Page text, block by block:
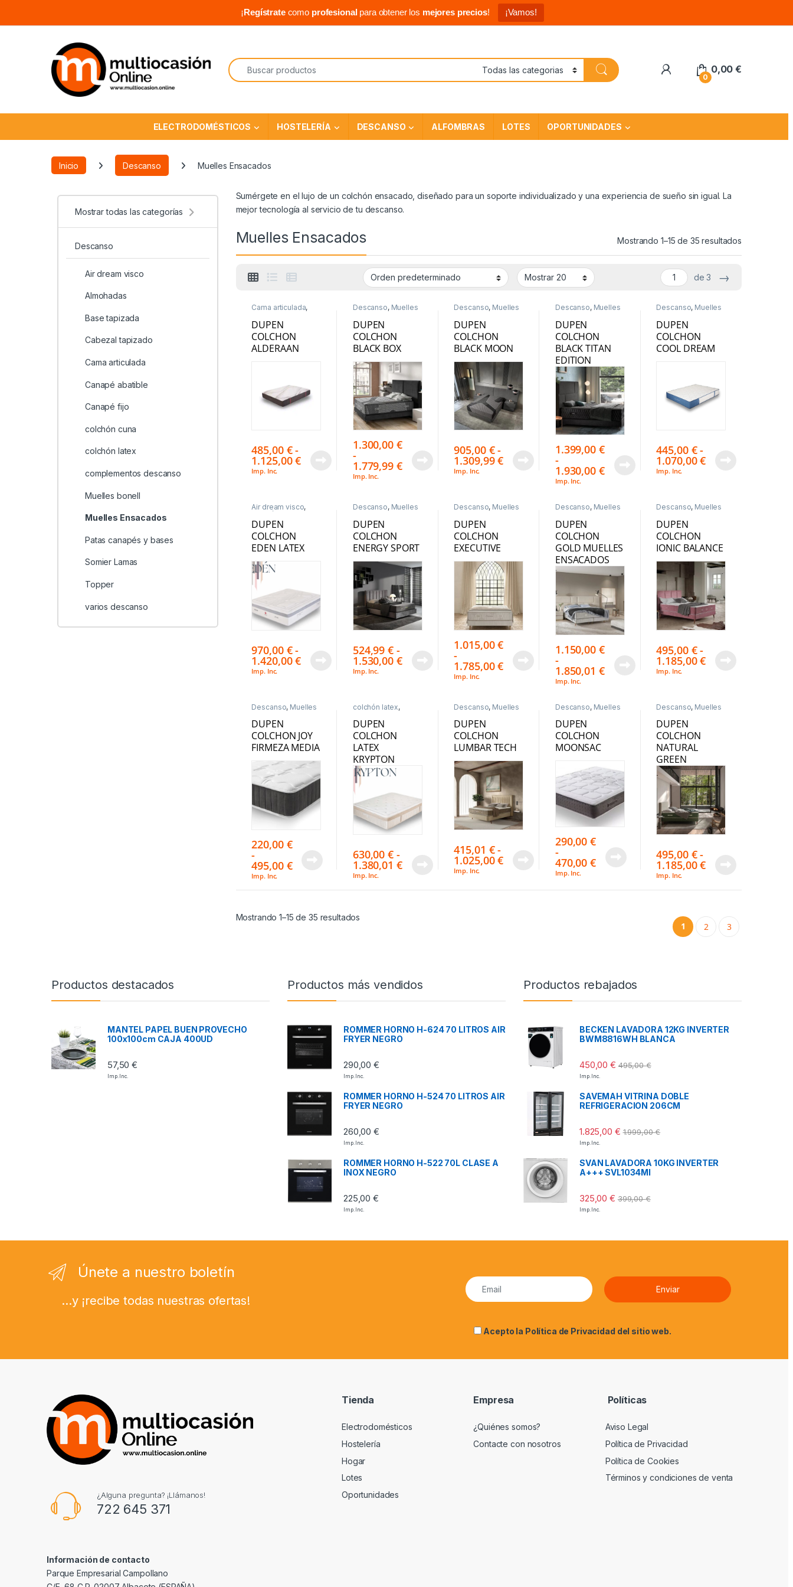
¡Regístratecomo profesionalpara obtener los mejores precios! ¡Vamos!
0
0,00€
ELECTRODOMÉSTICOS HOSTELERÍA DESCANSO ALFOMBRAS LOTES OPORTUNIDADES
Inicio Descanso Muelles Ensacados
Mostrar todas las categorías
Descanso
Air dream visco
Almohadas
Base tapizada
Cabezal tapizado
Cama articulada
Canapé abatible
Canapé fijo
colchón cuna
colchón latex
complementos descanso
Muelles bonell
Muelles Ensacados
Patas canapés y bases
Somier Lamas
Topper
varios descanso
Sumérgete en el lujo de un colchón ensacado, diseñado para un soporte individualizado y una experiencia de sueño sin igual. La
mejor tecnología al servicio de tu descanso.
Muelles Ensacados Mostrando 1–15 de 35 resultados
de 3 →
Cama articulada,
Ensacados
DUPEN
COLCHON
ALDERAAN
485,00 € -
1.125,00€
Imp. Inc.
Descanso, Muelles
DUPEN
COLCHON
BLACK BOX
1.300,00 €
-
1.779,99 €
Imp. Inc.
Descanso, Muelles
DUPEN
COLCHON
BLACK MOON
905,00 € -
1.309,99€
Imp. Inc.
Descanso, Muelles
DUPEN
COLCHON
BLACK TITAN
EDITION
1.399,00 €
-
1.930,00 €
Imp. Inc.
Descanso, Muelles
DUPEN
COLCHON
COOL DREAM
445,00 € -
1.070,00€
Imp. Inc.
Air dream visco,
colchón latex
Descanso
Ensacados
DUPEN
COLCHON
EDEN LATEX
970,00 € -
1.420,00€
Imp. Inc.
Descanso, Muelles
DUPEN
COLCHON
ENERGY SPORT
524,99€ -
1.530,00 €
Imp. Inc.
Descanso, Muelles
DUPEN
COLCHON
EXECUTIVE
1.015,00€
-
1.785,00€
Imp. Inc.
Descanso, Muelles
DUPEN
COLCHON
GOLD MUELLES
ENSACADOS
1.150,00 €
-
1.850,01 €
Imp. Inc.
Descanso, Muelles
DUPEN
COLCHON
IONIC BALANCE
495,00 € -
1.185,00€
Imp. Inc.
Descanso, Muelles
Ensacados
DUPEN
COLCHON JOY
FIRMEZA MEDIA
220,00 €
-
495,00 €
Imp. Inc.
colchón latex,
Muelles
Ensacados
DUPEN
COLCHON
LATEX
KRYPTON
630,00€ -
1.380,01 €
Imp. Inc.
Descanso, Muelles
Ensacados
DUPEN
COLCHON
LUMBAR TECH
415,01 € -
1.025,00€
Imp. Inc.
Descanso, Muelles
Ensacados
DUPEN
COLCHON
MOONSAC
290,00€
-
470,00€
Imp. Inc.
Descanso, Muelles
Ensacados
DUPEN
COLCHON
NATURAL
GREEN
495,00 € -
1.185,00€
Imp. Inc.
Mostrando 1–15 de 35 resultados
1 2 3
Productos destacados
MANTEL PAPEL BUEN PROVECHO
100x100cm CAJA 400UD
57,50€
Imp. Inc.
Productos más vendidos
ROMMER HORNO H-624 70 LITROS AIR
FRYER NEGRO
290,00€
Imp. Inc.
ROMMER HORNO H-524 70 LITROS AIR
FRYER NEGRO
260,00€
Imp. Inc.
ROMMER HORNO H-522 70L CLASE A
INOX NEGRO
225,00€
Imp. Inc.
Productos rebajados
BECKEN LAVADORA 12KG INVERTER
BWM8816WH BLANCA
450,00€ 495,00€
Imp. Inc.
SAVEMAH VITRINA DOBLE
REFRIGERACION 206CM
1.825,00 € 1.999,00€
Imp. Inc.
SVAN LAVADORA 10KG INVERTER
A+++ SVL1034MI
325,00€ 399,00€
Imp. Inc.
Únete a nuestro boletín
...y ¡recibe todas nuestras ofertas!
Acepto la Política de Privacidad del sitio web.
¿Alguna pregunta? ¡Llámanos!
722 645 371
Información de contacto
Parque Empresarial Campollano
Tienda
Electrodomésticos
Hostelería
Hogar
Lotes
Oportunidades
Empresa
¿Quiénes somos?
Contacte con nosotros
Políticas
Aviso Legal
Política de Privacidad
Política de Cookies
Términos y condiciones de venta